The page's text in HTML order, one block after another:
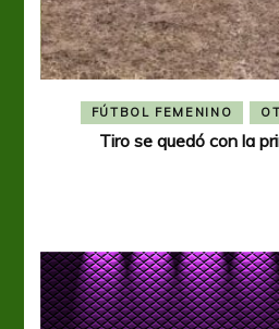
FÚTBOL FEMENINO
Tiro se quedó con la